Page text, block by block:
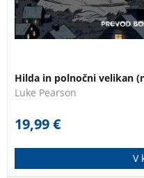
Hilda in polnočni velikan
Luke Pearson
19,99€
V